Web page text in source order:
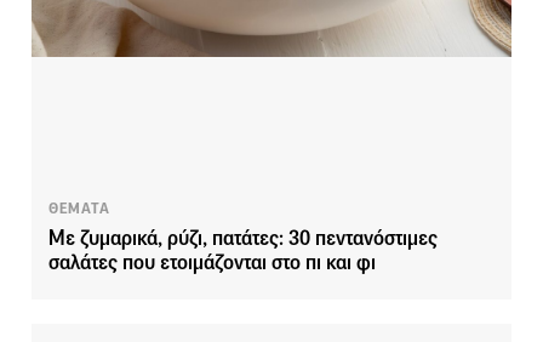
ΘΕΜΑΤΑ
Με ζυμαρικά, ρύζι, πατάτες: 30 πεντανόστιμες
σαλάτες που ετοιμάζονται στο πι και φι